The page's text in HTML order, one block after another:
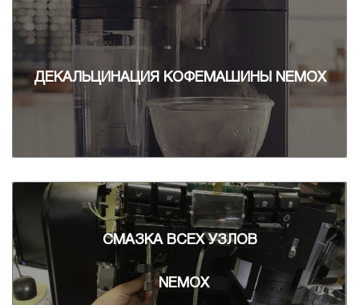
ДЕКАЛЬЦИНАЦИЯ КОФЕМАШИНЫ NEMOX
СМАЗКА ВСЕХ УЗЛОВ
NEMOX